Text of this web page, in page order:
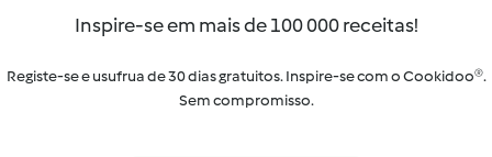
Inspire-se em mais de 100 000 receitas!
Registe-se e usufrua de 30 dias gratuitos. Inspire-se com o Cookidoo®.
Sem compromisso.